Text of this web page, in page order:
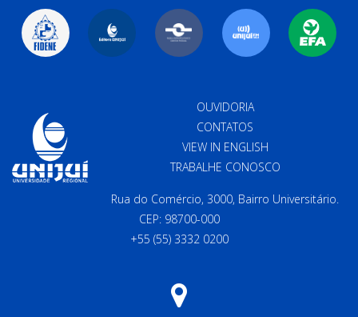
OUVIDORIA
CONTATOS
VIEW IN ENGLISH
TRABALHE CONOSCO
Rua do Comércio, 3000, Bairro Universitário.
CEP: 98700-000
+55 (55) 3332 0200